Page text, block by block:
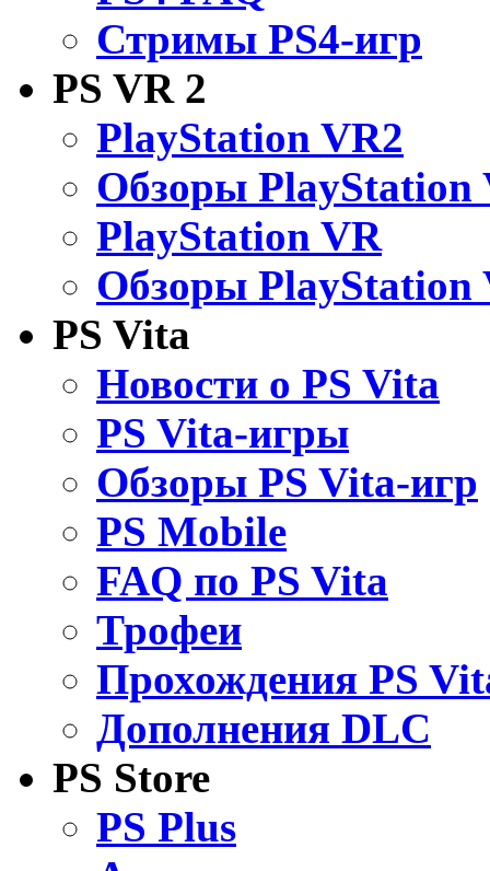
Стримы PS4-игр
PS VR 2
PlayStation VR2
Обзоры PlayStation
PlayStation VR
Обзоры PlayStation
PS Vita
Новости о PS Vita
PS Vita-игры
Обзоры PS Vita-игр
PS Mobile
FAQ по PS Vita
Трофеи
Прохождения PS
Дополнения DLC
PS Store
PS Plus